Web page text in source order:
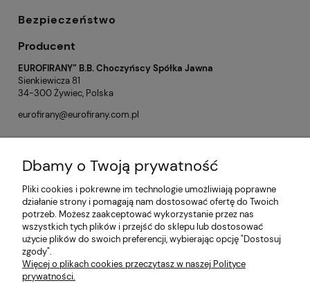
Bezpieczeństwo
Producent
EUROFIRANY” B.B. Choczyńscy Spółka Jawna
Sienkiewicza 81
34-300 Żywiec, Polska
eurofirany@eurofirany.com.pl
Opinie o produkcie (0)
Informacje
Płatności i dostawa
Dbamy o Twoją prywatność
Pliki cookies i pokrewne im technologie umożliwiają poprawne
działanie strony i pomagają nam dostosować ofertę do Twoich
potrzeb. Możesz zaakceptować wykorzystanie przez nas
wszystkich tych plików i przejść do sklepu lub dostosować
użycie plików do swoich preferencji, wybierając opcję "Dostosuj
zgody".
Więcej o plikach cookies przeczytasz w naszej Polityce
prywatności.